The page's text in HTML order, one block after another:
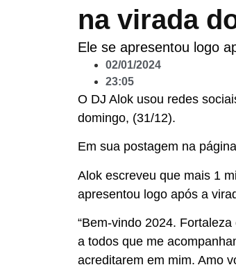
na virada
Ele se apresentou logo
02/01/2024
23:05
O DJ Alok usou redes
domingo, (31/12).
Em sua postagem na
Alok escreveu que mais 1
apresentou logo após a
“Bem-vindo 2024.
a todos que me
acreditarem em mim. Amo